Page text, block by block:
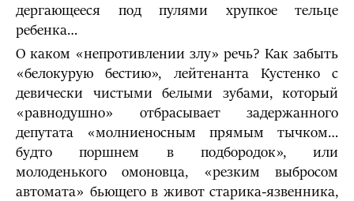
дергающееся под пулями хрупкое тельце
ребенка…
О каком «непротивлении злу» речь? Как забыть
«белокурую бестию», лейтенанта Кустенко с
девически чистыми белыми зубами, который
«равнодушно» отбрасывает задержанного
депутата «молниеносным прямым тычком…
будто поршнем в подбородок», или
молоденького омоновца, «резким выбросом
автомата» бьющего в живот старика-язвенника,